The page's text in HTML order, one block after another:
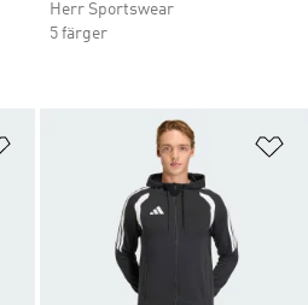
Herr Sportswear
5 färger
Lägg till på önskelistan